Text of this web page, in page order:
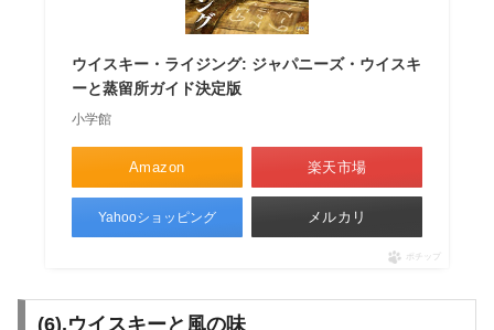
ウイスキー・ライジング: ジャパニーズ・ウイスキ
ーと蒸留所ガイド決定版
小学館
Amazon 楽天市場
Yahooショッピング メルカリ
ポチップ
(6).ウイスキーと風の味